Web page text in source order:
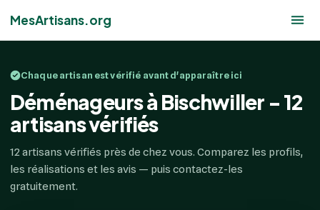
MesArtisans.org
Chaque artisan est vérifié avant d'apparaître ici
Déménageurs à Bischwiller - 12
artisans vérifiés
12 artisans vérifiés près de chez vous. Comparez les profils,
les réalisations et les avis — puis contactez-les
gratuitement.